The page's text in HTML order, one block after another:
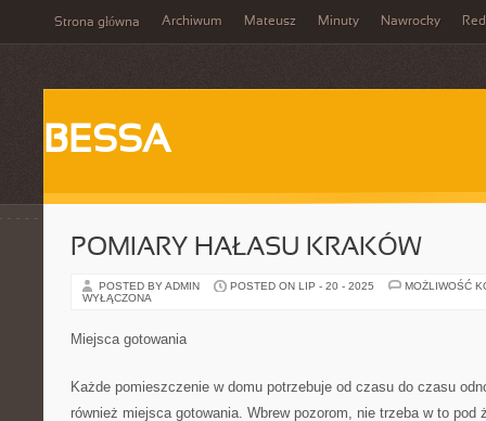
Strona główna Archiwum Mateusz Minuty Nawrocky
BESSA
POMIARY HAŁASU KRAKÓW
POSTED BY ADMIN POSTED ON LIP - 20 - 2025
MOŻLIWOŚĆ
WYŁĄCZONA
Miejsca gotowania
Każde pomieszczenie w domu potrzebuje od czasu do czasu
również miejsca gotowania. Wbrew pozorom, nie trzeba w to pod